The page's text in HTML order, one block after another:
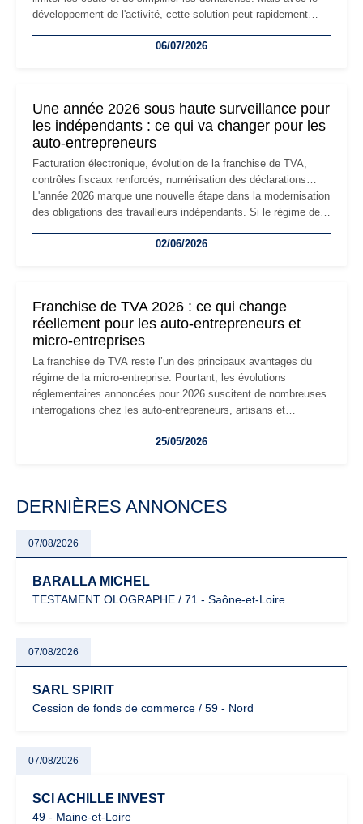
développement de l'activité, cette solution peut rapidement
professionnels, recrutement, image de marque… Le
06/07/2026
Une année 2026 sous haute surveillance pour
les indépendants : ce qui va changer pour les
auto-entrepreneurs
Facturation électronique, évolution de la franchise de TVA,
contrôles fiscaux renforcés, numérisation des déclarations…
L'année 2026 marque une nouvelle étape dans la modernisation
des obligations des travailleurs indépendants. Si le régime de
les auto-entrepreneurs devront s'adapter à un environnement
02/06/2026
Franchise de TVA 2026 : ce qui change
réellement pour les auto-entrepreneurs et
micro-entreprises
La franchise de TVA reste l’un des principaux avantages du
régime de la micro-entreprise. Pourtant, les évolutions
réglementaires annoncées pour 2026 suscitent de nombreuses
interrogations chez les auto-entrepreneurs, artisans et
facturation ou risque de bascule vers la TVA : les règles
25/05/2026
DERNIÈRES ANNONCES
07/08/2026
BARALLA MICHEL
TESTAMENT OLOGRAPHE / 71 - Saône-et-Loire
07/08/2026
SARL SPIRIT
Cession de fonds de commerce / 59 - Nord
07/08/2026
SCI ACHILLE INVEST
49 - Maine-et-Loire